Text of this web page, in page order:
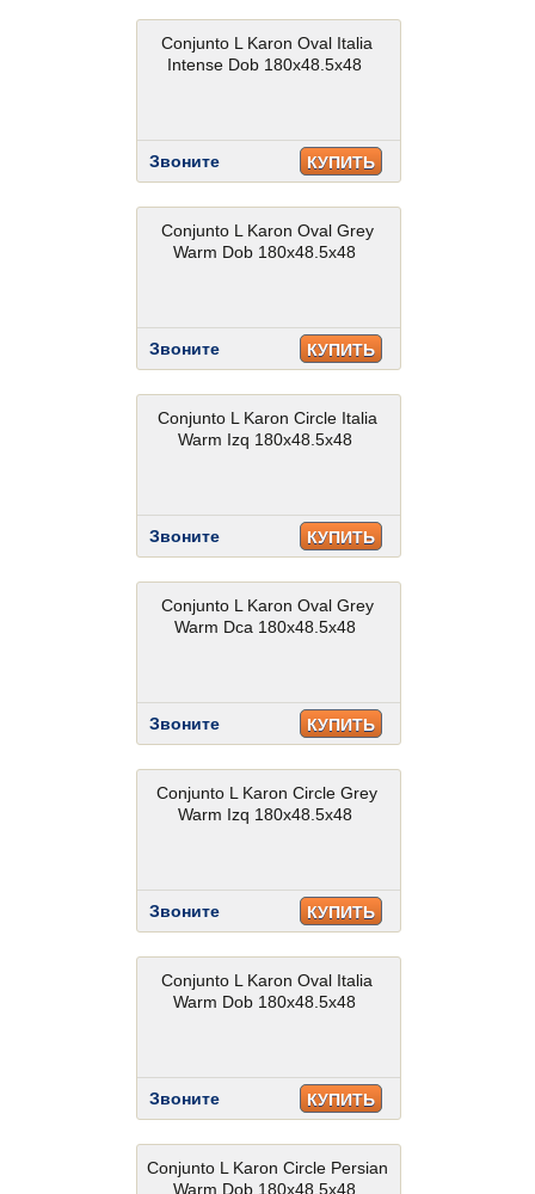
Conjunto L Karon Oval Italia
Intense Dob 180x48.5x48
Звоните КУПИТЬ
Conjunto L Karon Oval Grey
Warm Dob 180x48.5x48
Звоните КУПИТЬ
Conjunto L Karon Circle Italia
Warm Izq 180x48.5x48
Звоните КУПИТЬ
Conjunto L Karon Oval Grey
Warm Dca 180x48.5x48
Звоните КУПИТЬ
Conjunto L Karon Circle Grey
Warm Izq 180x48.5x48
Звоните КУПИТЬ
Conjunto L Karon Oval Italia
Warm Dob 180x48.5x48
Звоните КУПИТЬ
Conjunto L Karon Circle Persian
Warm Dob 180x48.5x48